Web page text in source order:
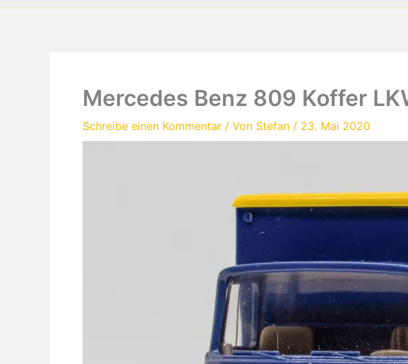
Mercedes Benz 809 Koffer
Schreibe einen Kommentar / Von Stefan / 23. Mai 2020